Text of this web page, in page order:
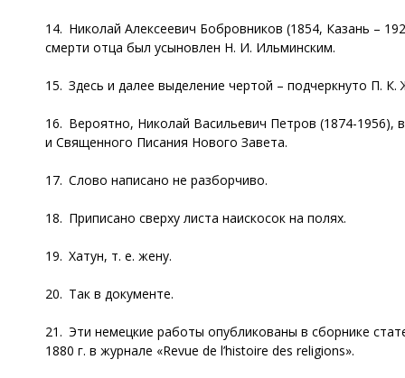
14. Николай Алексеевич Бобровников (1854, Казань –
смерти отца был усыновлен Н. И. Ильминским.
15. Здесь и далее выделение чертой – подчеркнуто П. К.
16. Вероятно, Николай Васильевич Петров (1874-1956),
и Священного Писания Нового Завета.
17. Слово написано не разборчиво.
18. Приписано сверху листа наискосок на полях.
19. Хатун, т. е. жену.
20. Так в документе.
21. Эти немецкие работы опубликованы в сборнике
1880 г. в журнале «Revue de l’histoire des religions».